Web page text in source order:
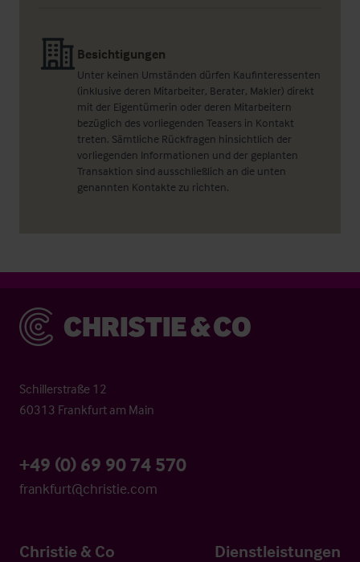
Besichtigungen
Unter keinen Umständen dürfen Kaufinteressenten
(inklusive deren Mitarbeiter, Berater, Makler) direkt
mit der Eigentümerin oder deren Mitarbeitern
bezüglich des vorliegenden Teasers in Kontakt
treten. Sämtliche Rückfragen hinsichtlich der
vorliegenden Informationen und der geplanten
Transaktion sind ausschließlich an die unten
genannten Kontakte zu richten.
Christie & Co
Schillerstraße 12
60313 Frankfurt am Main
+49 (0) 69 90 74 570
frankfurt@christie.com
Christie & Co Dienstleistungen